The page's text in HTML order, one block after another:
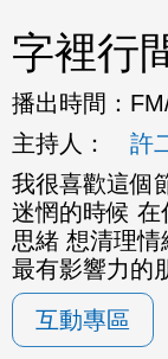
字裡行
播出時間：
主持人：
許
我很喜歡這個
迷惘的時候
思緒 想清理
最有影響力的
互動專區